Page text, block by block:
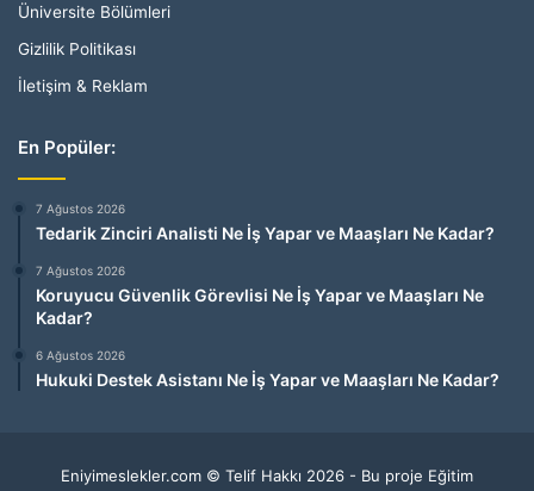
Üniversite Bölümleri
Gizlilik Politikası
İletişim & Reklam
En Popüler:
7 Ağustos 2026
Tedarik Zinciri Analisti Ne İş Yapar ve Maaşları Ne Kadar?
7 Ağustos 2026
Koruyucu Güvenlik Görevlisi Ne İş Yapar ve Maaşları Ne
Kadar?
6 Ağustos 2026
Hukuki Destek Asistanı Ne İş Yapar ve Maaşları Ne Kadar?
Eniyimeslekler.com © Telif Hakkı 2026 - Bu proje Eğitim